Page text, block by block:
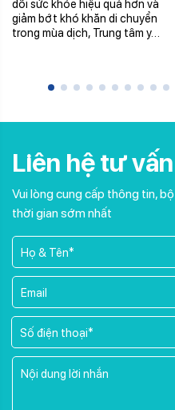
NGÀY
dõi sức khỏe hiệu quả hơn và
giảm bớt khó khăn di chuyển
trong mùa dịch, Trung tâm y…
Liên hệ tư vấn
Vui lòng cung cấp thông tin,
thời gian sớm nhất